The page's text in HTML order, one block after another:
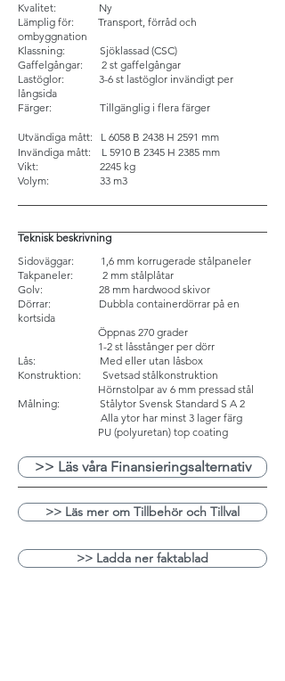
Kvalitet: Ny
Lämplig för: Transport, förråd och
ombyggnation
Klassning: Sjöklassad (CSC)
Gaffelgångar: 2 st gaffelgångar
Lastöglor: 3-6 st lastöglor invändigt per
långsida
Färger: Tillgänglig i flera färger
Utvändiga mått: L 6058 B 2438 H 2591 mm
Invändiga mått:
L 5910 B 2345 H 2385 mm
Vikt: 2245 kg
Volym: 33 m3
Teknisk beskrivning
Sidoväggar: 1,6 mm korrugerade stålpaneler
Takpaneler: 2 mm stålplåtar
Golv: 28 mm hardwood skivor
Dörrar: Dubbla containerdörrar på en
kortsida
Öppnas 270 grader
1-2 st låsstånger per dörr
Lås: Med eller utan låsbox
Konstruktion: Svetsad stålkonstruktion
Hörnstolpar av 6 mm pressad stål
Målning: Stålytor Svensk Standard S A 2
Alla ytor har minst 3 lager färg
PU (polyuretan) top coating
>> Läs våra Finansieringsalternativ
>> Läs mer om Tillbehör och Tillval
>> Ladda ner faktablad